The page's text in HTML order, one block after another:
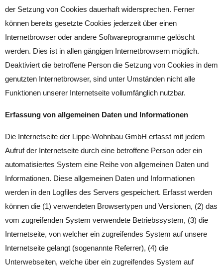
der Setzung von Cookies dauerhaft widersprechen. Ferner
können bereits gesetzte Cookies jederzeit über einen
Internetbrowser oder andere Softwareprogramme gelöscht
werden. Dies ist in allen gängigen Internetbrowsern möglich.
Deaktiviert die betroffene Person die Setzung von Cookies in dem
genutzten Internetbrowser, sind unter Umständen nicht alle
Funktionen unserer Internetseite vollumfänglich nutzbar.
Erfassung von allgemeinen Daten und Informationen
Die Internetseite der Lippe-Wohnbau GmbH erfasst mit jedem
Aufruf der Internetseite durch eine betroffene Person oder ein
automatisiertes System eine Reihe von allgemeinen Daten und
Informationen. Diese allgemeinen Daten und Informationen
werden in den Logfiles des Servers gespeichert. Erfasst werden
können die (1) verwendeten Browsertypen und Versionen, (2) das
vom zugreifenden System verwendete Betriebssystem, (3) die
Internetseite, von welcher ein zugreifendes System auf unsere
Internetseite gelangt (sogenannte Referrer), (4) die
Unterwebseiten, welche über ein zugreifendes System auf